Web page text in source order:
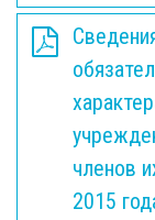
членов
2015